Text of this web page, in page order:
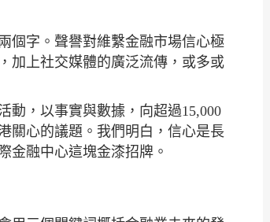
個字。聲譽對維繫金融市場信心極
加上社交媒體的廣泛流傳，或多或
動，以事實與數據，向超過15,000
關心的議題。我們明白，信心是長
金融中心這塊金漆招牌。